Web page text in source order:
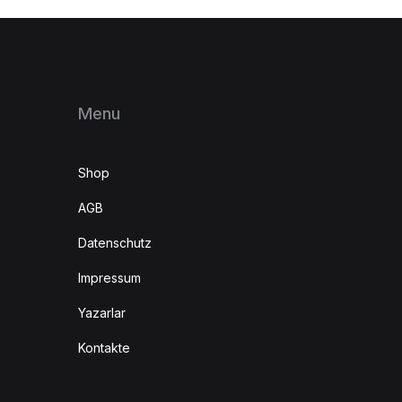
Menu
Shop
AGB
Datenschutz
Impressum
Yazarlar
Kontakte